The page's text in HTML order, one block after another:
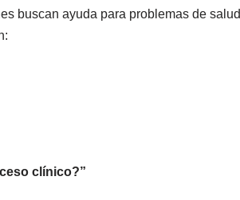
buscan ayuda para problemas de salud
clínico?”